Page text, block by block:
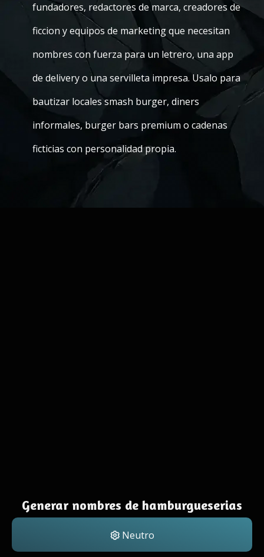
fundadores, redactores de marca, creadores de
ficcion y equipos de marketing que necesitan
nombres con fuerza para un letrero, una app
de delivery o una servilleta impresa. Usalo para
bautizar locales smash burger, diners
informales, burger bars premium o cadenas
ficticias con personalidad propia.
Generar nombres de hamburgueserias
Neutro